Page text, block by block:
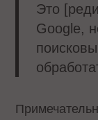
Это
Google,